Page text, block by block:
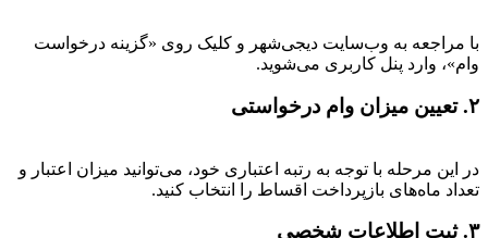
با مراجعه به وب‌سایت دیجی‌شهر و کلیک روی «گزینه درخواست
وام»، وارد پنل کاربری می‌شوید.
۲. تعیین میزان وام درخواستی
در این مرحله با توجه به رتبه اعتباری خود، می‌توانید میزان اعتبار و
تعداد ماه‌های بازپرداخت اقساط را انتخاب کنید.
۳. ثبت اطلاعات شخصی